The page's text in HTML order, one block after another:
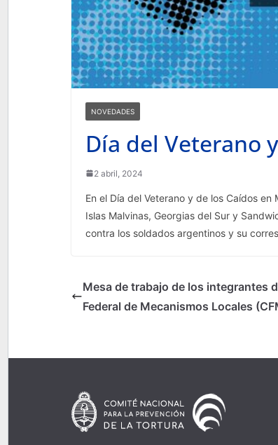
NOVEDADES
Día del Veterano
2 abril, 2024
En el Día del Veterano y de los Caídos
Islas Malvinas, Georgias del Sur y
contra los soldados argentinos y su
Mesa de trabajo de los integrantes
Federal de Mecanismos Locales